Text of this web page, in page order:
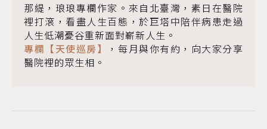
那緹，琅琅專欄作家。來自北臺灣，素日在醫院
裡打滾，看盡人生百態，於巨塔中陪伴病患走過
人生低潮憂谷重新面對嶄新人生。
專欄【天使巡房】
，每月與你有約，向大家分享
醫院裡的眾生相。